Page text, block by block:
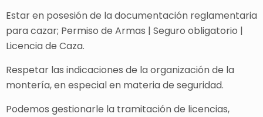
Estar en posesión de la documentación reglamentaria
para cazar; Permiso de Armas | Seguro obligatorio |
Licencia de Caza.
Respetar las indicaciones de la organización de la
montería, en especial en materia de seguridad.
Podemos gestionarle la tramitación de licencias,